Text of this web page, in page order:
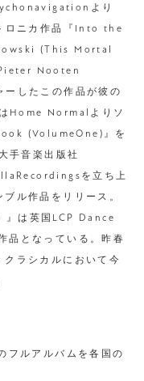
より
ロニカ作品『Into the
(This Mortal
Nooten
したこの作品が彼の
Home Normalよりソ
(VolumeOne)』を
手音楽出版社
を立ち上
ル作品をリリース。
は英国LCP Dance
品となっている。昨春
ラシカルにおいて今
フルアルバムを各国の